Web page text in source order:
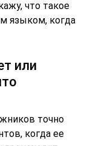
что такое
языком, когда
или
точно
когда ее